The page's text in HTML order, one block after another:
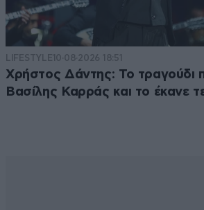
LIFESTYLE10·08·2026 18:51
Χρήστος Δάντης: Το τραγούδι
Βασίλης Καρράς και το έκανε